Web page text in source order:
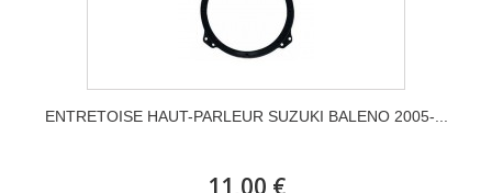
ENTRETOISE HAUT-PARLEUR SUZUKI BALENO 2005-...
11,00 €